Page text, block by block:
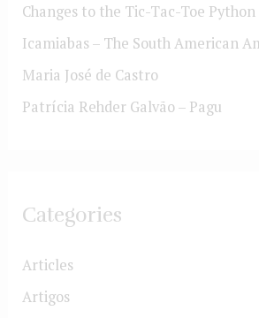
Changes to the Tic-Tac-Toe
Icamiabas – The South American
Maria José de Castro
Patrícia Rehder Galvão – Pagu
Categories
Articles
Artigos